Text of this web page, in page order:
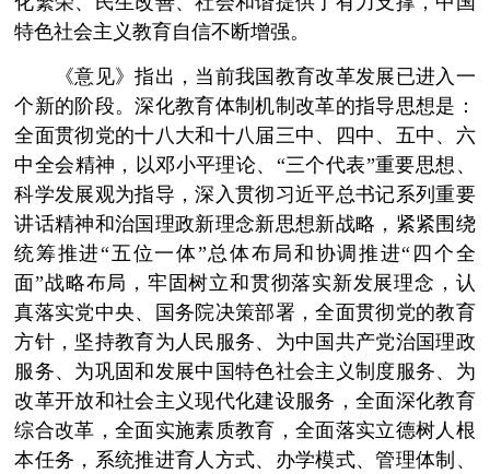
特色社会主义教育自信不断增强。
《意见》指出，当前我国教育改革发展已进入一
个新的阶段。深化教育体制机制改革的指导思想是：
全面贯彻党的十八大和十八届三中、四中、五中、六
中全会精神，以邓小平理论、“三个代表”重要思想、
科学发展观为指导，深入贯彻习近平总书记系列重要
讲话精神和治国理政新理念新思想新战略，紧紧围绕
统筹推进“五位一体”总体布局和协调推进“四个全
面”战略布局，牢固树立和贯彻落实新发展理念，认
真落实党中央、国务院决策部署，全面贯彻党的教育
方针，坚持教育为人民服务、为中国共产党治国理政
服务、为巩固和发展中国特色社会主义制度服务、为
改革开放和社会主义现代化建设服务，全面深化教育
综合改革，全面实施素质教育，全面落实立德树人根
本任务，系统推进育人方式、办学模式、管理体制、